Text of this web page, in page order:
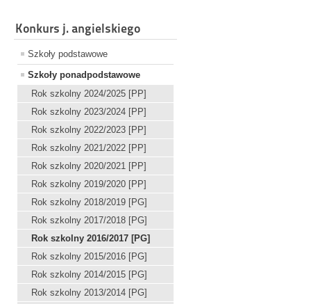
Konkurs j. angielskiego
Szkoły podstawowe
Szkoły ponadpodstawowe
Rok szkolny 2024/2025 [PP]
Rok szkolny 2023/2024 [PP]
Rok szkolny 2022/2023 [PP]
Rok szkolny 2021/2022 [PP]
Rok szkolny 2020/2021 [PP]
Rok szkolny 2019/2020 [PP]
Rok szkolny 2018/2019 [PG]
Rok szkolny 2017/2018 [PG]
Rok szkolny 2016/2017 [PG]
Rok szkolny 2015/2016 [PG]
Rok szkolny 2014/2015 [PG]
Rok szkolny 2013/2014 [PG]